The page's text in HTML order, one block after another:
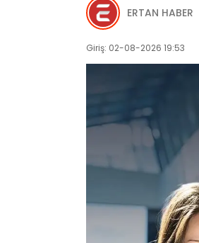
ERTAN HABER
Giriş: 02-08-2026 19:53